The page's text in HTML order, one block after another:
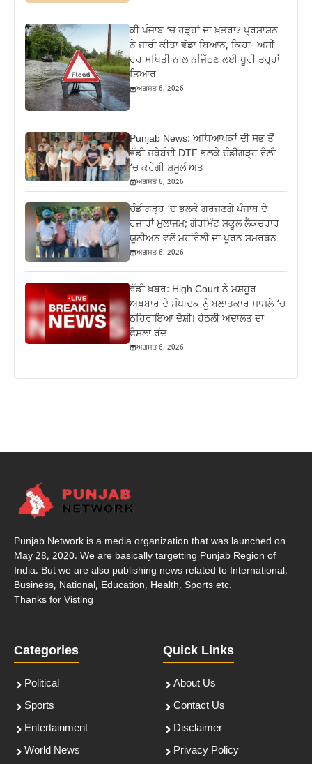
ਕੀ ਪੰਜਾਬ ‘ਚ ਹੜ੍ਹਾਂ ਦਾ ਖ਼ਤਰਾ? ਪ੍ਰਸਾਸ਼ਨ
ਨੇ ਜਾਰੀ ਕੀਤਾ ਵੱਡਾ ਬਿਆਨ, ਕਿਹਾ- ਅਸੀਂ
ਹਰ ਸਥਿਤੀ ਨਾਲ ਨਜਿੱਠਣ ਲਈ ਪੂਰੀ ਤਰ੍ਹਾਂ
ਤਿਆਰ
ਅਗਸਤ 6, 2026
Punjab News: ਅਧਿਆਪਕਾਂ ਦੀ ਸਭ ਤੋਂ
ਵੱਡੀ ਜਥੇਬੰਦੀ DTF ਭਲਕੇ ਚੰਡੀਗੜ੍ਹ ਰੈਲੀ
‘ਚ ਕਰੇਗੀ ਸ਼ਮੂਲੀਅਤ
ਅਗਸਤ 6, 2026
ਚੰਡੀਗੜ੍ਹ ‘ਚ ਭਲਕੇ ਗਰਜਣਗੇ ਪੰਜਾਬ ਦੇ
ਹਜ਼ਾਰਾਂ ਮੁਲਾਜ਼ਮ; ਗੌਰਮਿੰਟ ਸਕੂਲ ਲੈਕਚਰਾਰ
ਯੂਨੀਅਨ ਵੱਲੋਂ ਮਹਾਂਰੈਲੀ ਦਾ ਪੂਰਨ ਸਮਰਥਨ
ਅਗਸਤ 6, 2026
ਵੱਡੀ ਖ਼ਬਰ: High Court ਨੇ ਮਸ਼ਹੂਰ
ਅਖ਼ਬਾਰ ਦੇ ਸੰਪਾਦਕ ਨੂੰ ਬਲਾਤਕਾਰ ਮਾਮਲੇ ‘ਚ
ਠਹਿਰਾਇਆ ਦੋਸ਼ੀ! ਹੇਠਲੀ ਅਦਾਲਤ ਦਾ
ਫੈਸਲਾ ਰੱਦ
ਅਗਸਤ 6, 2026
Punjab Network is a media organization that was launched on
May 28, 2020. We are basically targetting Punjab Region of
India. But we are also publishing news related to International,
Business, National, Education, Health, Sports etc.
Thanks for Visting
Categories
Political
Sports
Entertainment
World News
Quick Links
About Us
Contact Us
Disclaimer
Privacy Policy